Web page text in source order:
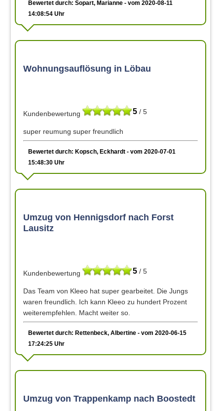
Bewertet durch: Sopart, Marianne - vom 2020-08-11
14:08:54 Uhr
Wohnungsauflösung in Löbau
5 / 5
Kundenbewertung
super reumung super freundlich
Bewertet durch: Kopsch, Eckhardt - vom 2020-07-01
15:48:30 Uhr
Umzug von Hennigsdorf nach Forst
Lausitz
5 / 5
Kundenbewertung
Das Team von Kleeo hat super gearbeitet. Die Jungs
waren freundlich. Ich kann Kleeo zu hundert Prozent
weiterempfehlen. Macht weiter so.
Bewertet durch: Rettenbeck, Albertine - vom 2020-06-15
17:24:25 Uhr
Umzug von Trappenkamp nach Boostedt